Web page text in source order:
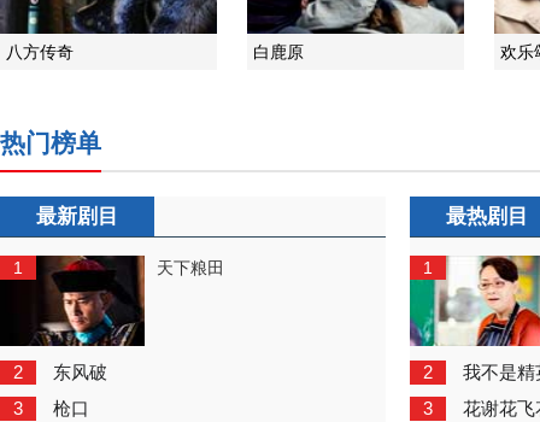
八方传奇 白鹿原 欢乐
热门榜单
最新剧目
1 天下粮田
2 东风破
3 枪口
最热剧目
1
2 我不是精
3 花谢花飞